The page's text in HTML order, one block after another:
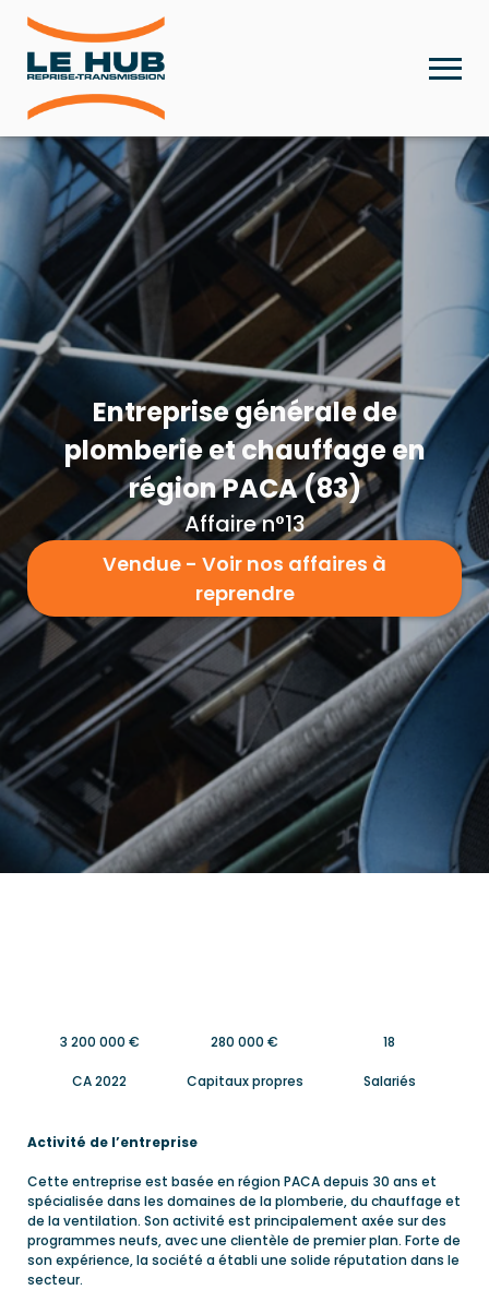
Entreprise générale de
plomberie et chauffage en
région PACA (83)
Affaire n°13
Vendue - Voir nos affaires à
reprendre
4 000 000 €
CA 2022
280 000 €
Capitaux propres
18
Salariés
Activité de l’entreprise
Cette entreprise est basée en région PACA depuis 30 ans et
spécialisée dans les domaines de la plomberie, du chauffage et
de la ventilation. Son activité est principalement axée sur des
programmes neufs, avec une clientèle de premier plan. Forte de
son expérience, la société a établi une solide réputation dans le
secteur.